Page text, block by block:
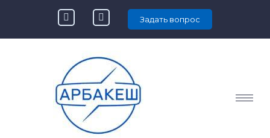
Задать вопрос